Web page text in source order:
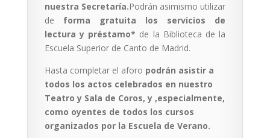
nuestra Secretaría.Podrán asimismo utilizar
de forma gratuita los servicios de
lectura y préstamo* de la Biblioteca de la
Escuela Superior de Canto de Madrid.
Hasta completar el aforo podrán asistir a
todos los actos celebrados en nuestro
Teatro y Sala de Coros, y ,especialmente,
como oyentes de todos los cursos
organizados por la Escuela de Verano.